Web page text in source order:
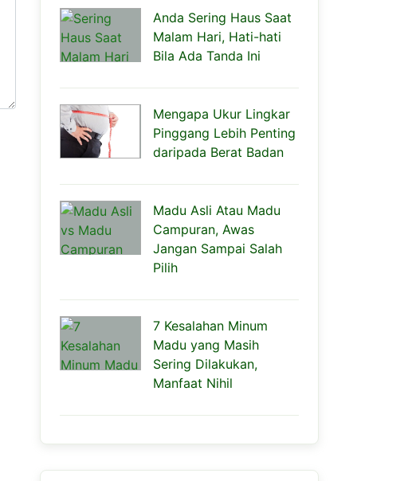
Anda Sering Haus Saat
Malam Hari, Hati-hati
Bila Ada Tanda Ini
Mengapa Ukur Lingkar
Pinggang Lebih Penting
daripada Berat Badan
Madu Asli Atau Madu
Campuran, Awas
Jangan Sampai Salah
Pilih
7 Kesalahan Minum
Madu yang Masih
Sering Dilakukan,
Manfaat Nihil